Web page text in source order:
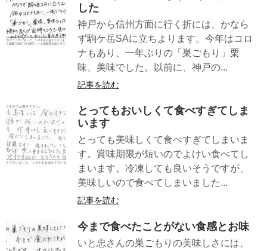
した
神戸から信州方面に行く折には、かなら
ず駒ケ岳SAに立ちよります。今年はコロ
ナもあり、一年ぶりの「巣ごもり」栗
味、美味でした。以前に、神戸の...
記事を読む
とってもおいしくて食べすぎてしま
います
とっても美味しくて食べすぎてしまいま
す。賞味期限が短いのでよけい食べてし
まいます。冷凍しても良いそうですが、
美味しいので食べてしまいました...
記事を読む
今まで食べたことがない食感とお味
いと忠さんの巣ごもりの美味しさには、